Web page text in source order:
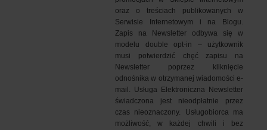
oraz o treściach publikowanych w
Serwisie Internetowym i na Blogu.
Zapis na Newsletter odbywa się w
modelu double opt-in – użytkownik
musi potwierdzić chęć zapisu na
Newsletter poprzez kliknięcie
odnośnika w otrzymanej wiadomości e-
mail. Usługa Elektroniczna Newsletter
świadczona jest nieodpłatnie przez
czas nieoznaczony. Usługobiorca ma
możliwość, w każdej chwili i bez